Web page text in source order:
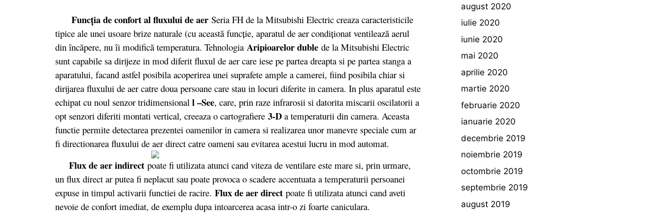
Funcţia de confort al fluxului de aer Seria FH de la Mitsubishi Electric creaza caracteristicile
tipice ale unei usoare brize naturale (cu această funcţie, aparatul de aer condiţionat ventilează aerul
din încăpere, nu îi modifică temperatura. Tehnologia Aripioarelor duble de la Mitsubishi Electric
sunt capabile sa dirijeze in mod diferit fluxul de aer care iese pe partea dreapta si pe partea stanga a
aparatului, facand astfel posibila acoperirea unei suprafete ample a camerei, fiind posibila chiar si
dirijarea fluxului de aer catre doua persoane care stau in locuri diferite in camera. In plus aparatul este
echipat cu noul senzor tridimensional l –See, care, prin raze infrarosii si datorita miscarii oscilatorii a
opt senzori diferiti montati vertical, creeaza o cartografiere 3-D a temperaturii din camera. Aceasta
functie permite detectarea prezentei oamenilor in camera si realizarea unor manevre speciale cum ar
fi directionarea fluxului de aer direct catre oameni sau evitarea acestui lucru in mod automat.
Flux de aer indirect poate fi utilizata atunci cand viteza de ventilare este mare si, prin urmare,
un flux direct ar putea fi neplacut sau poate provoca o scadere accentuata a temperaturii persoanei
expuse in timpul activarii functiei de racire. Flux de aer direct poate fi utilizata atunci cand aveti
nevoie de confort imediat, de exemplu dupa intoarcerea acasa intr-o zi foarte caniculara.
august 2020
iulie 2020
iunie 2020
mai 2020
aprilie 2020
martie 2020
februarie 2020
ianuarie 2020
decembrie 2019
noiembrie 2019
octombrie 2019
septembrie 2019
august 2019